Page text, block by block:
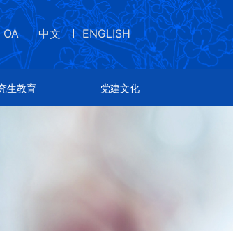
究生教育 党建文化
OA 中文 ENGLISH
生教育 党建文化